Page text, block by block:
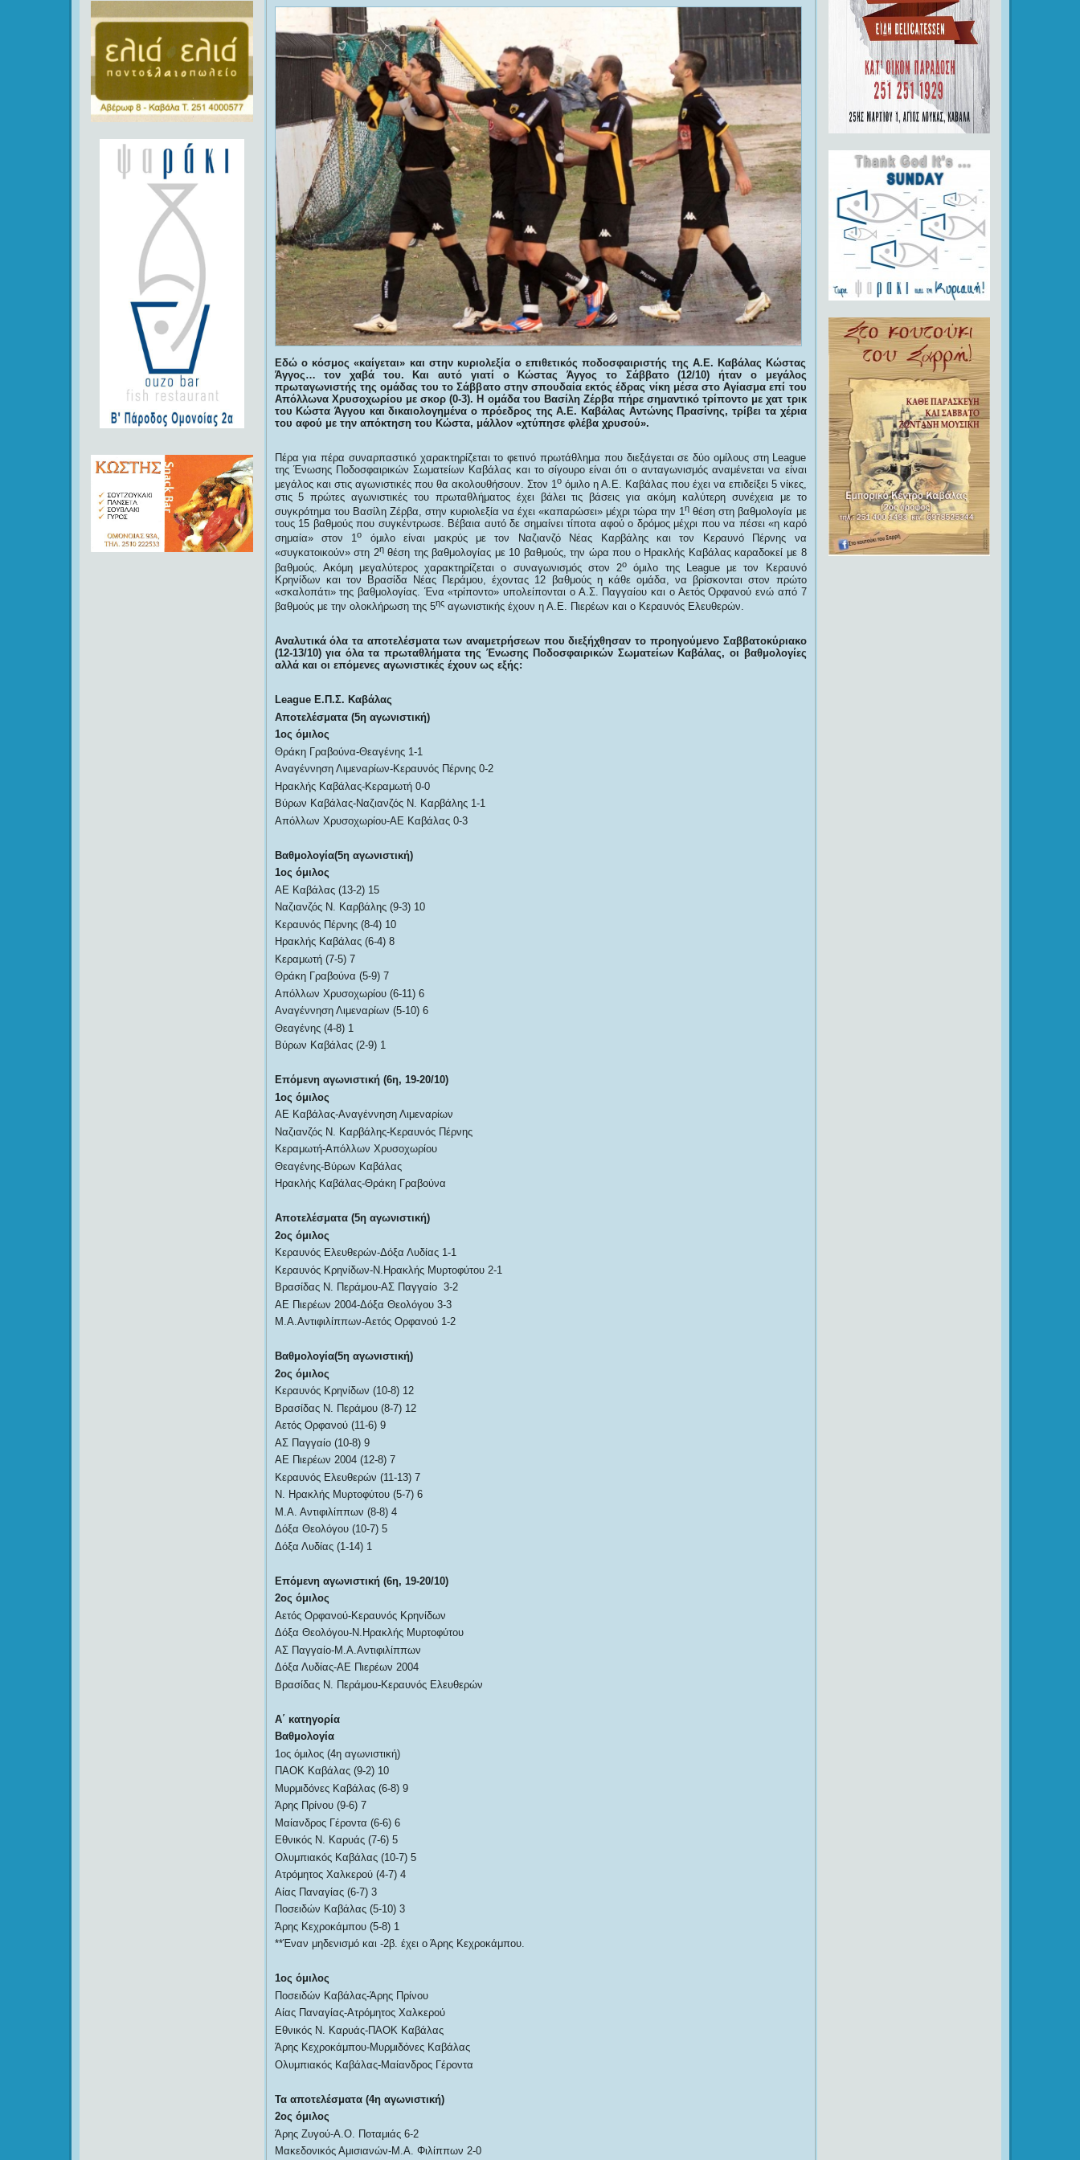
Εδώ ο κόσμος «καίγεται» και στην κυριολεξία ο επιθετικός ποδοσφαιριστής της Α.Ε. Καβάλας Κώστας
Άγγος… τον χαβά του. Και αυτό γιατί ο Κώστας Άγγος το Σάββατο (12/10) ήταν ο μεγάλος
πρωταγωνιστής της ομάδας του το Σάββατο στην σπουδαία εκτός έδρας νίκη μέσα στο Αγίασμα επί του
Απόλλωνα Χρυσοχωρίου με σκορ (0-3). Η ομάδα του Βασίλη Ζέρβα πήρε σημαντικό τρίποντο με χατ τρικ
του Κώστα Άγγου και δικαιολογημένα ο πρόεδρος της Α.Ε. Καβάλας Αντώνης Πρασίνης, τρίβει τα χέρια
του αφού με την απόκτηση του Κώστα, μάλλον «χτύπησε φλέβα χρυσού».
Πέρα για πέρα συναρπαστικό χαρακτηρίζεται το φετινό πρωτάθλημα που διεξάγεται σε δύο ομίλους στη League
της Ένωσης Ποδοσφαιρικών Σωματείων Καβάλας και το σίγουρο είναι ότι ο ανταγωνισμός αναμένεται να είναι
μεγάλος και στις αγωνιστικές που θα ακολουθήσουν. Στον 1οόμιλο η Α.Ε. Καβάλας που έχει να επιδείξει 5 νίκες,
στις 5 πρώτες αγωνιστικές του πρωταθλήματος έχει βάλει τις βάσεις για ακόμη καλύτερη συνέχεια με το
συγκρότημα του Βασίλη Ζέρβα, στην κυριολεξία να έχει «καπαρώσει» μέχρι τώρα την 1η θέση στη βαθμολογία με
τους 15 βαθμούς που συγκέντρωσε. Βέβαια αυτό δε σημαίνει τίποτα αφού ο δρόμος μέχρι που να πέσει «η καρό
σημαία» στον 1ο
όμιλο είναι μακρύς με τον Ναζιανζό Νέας Καρβάλης και τον Κεραυνό Πέρνης να
«συγκατοικούν» στη 2ηθέση της βαθμολογίας με 10 βαθμούς, την ώρα που ο Ηρακλής Καβάλας καραδοκεί με 8
βαθμούς. Ακόμη μεγαλύτερος χαρακτηρίζεται ο συναγωνισμός στον 2ο
όμιλο της League με τον Κεραυνό
Κρηνίδων και τον Βρασίδα Νέας Περάμου, έχοντας 12 βαθμούς η κάθε ομάδα, να βρίσκονται στον πρώτο
«σκαλοπάτι» της βαθμολογίας. Ένα «τρίποντο» υπολείπονται ο Α.Σ. Παγγαίου και ο Αετός Ορφανού ενώ από 7
βαθμούς με την ολοκλήρωση της 5ηςαγωνιστικής έχουν η Α.Ε. Πιερέων και ο Κεραυνός Ελευθερών.
Αναλυτικά όλα τα αποτελέσματα των αναμετρήσεων που διεξήχθησαν το προηγούμενο Σαββατοκύριακο
(12-13/10) για όλα τα πρωταθλήματα της Ένωσης Ποδοσφαιρικών Σωματείων Καβάλας, οι βαθμολογίες
αλλά και οι επόμενες αγωνιστικές έχουν ως εξής:
League Ε.Π.Σ. Καβάλας
Αποτελέσματα (5η αγωνιστική)
1ος όμιλος
Θράκη Γραβούνα-Θεαγένης 1-1
Αναγέννηση Λιμεναρίων-Κεραυνός Πέρνης 0-2
Ηρακλής Καβάλας-Κεραμωτή 0-0
Βύρων Καβάλας-Ναζιανζός Ν. Καρβάλης 1-1
Απόλλων Χρυσοχωρίου-ΑΕ Καβάλας 0-3
Βαθμολογία(5η αγωνιστική)
1ος όμιλος
ΑΕ Καβάλας (13-2) 15
Ναζιανζός Ν. Καρβάλης (9-3) 10
Κεραυνός Πέρνης (8-4) 10
Ηρακλής Καβάλας (6-4) 8
Κεραμωτή (7-5) 7
Θράκη Γραβούνα (5-9) 7
Απόλλων Χρυσοχωρίου (6-11) 6
Αναγέννηση Λιμεναρίων (5-10) 6
Θεαγένης (4-8) 1
Βύρων Καβάλας (2-9) 1
Επόμενη αγωνιστική (6η, 19-20/10)
1ος όμιλος
ΑΕ Καβάλας-Αναγέννηση Λιμεναρίων
Ναζιανζός Ν. Καρβάλης-Κεραυνός Πέρνης
Κεραμωτή-Απόλλων Χρυσοχωρίου
Θεαγένης-Βύρων Καβάλας
Ηρακλής Καβάλας-Θράκη Γραβούνα
Αποτελέσματα (5η αγωνιστική)
2ος όμιλος
Κεραυνός Ελευθερών-Δόξα Λυδίας 1-1
Κεραυνός Κρηνίδων-Ν.Ηρακλής Μυρτοφύτου 2-1
Βρασίδας Ν. Περάμου-ΑΣ Παγγαίο 3-2
ΑΕ Πιερέων 2004-Δόξα Θεολόγου 3-3
Μ.Α.Αντιφιλίππων-Αετός Ορφανού 1-2
Βαθμολογία(5η αγωνιστική)
2ος όμιλος
Κεραυνός Κρηνίδων (10-8) 12
Βρασίδας Ν. Περάμου (8-7) 12
Αετός Ορφανού (11-6) 9
ΑΣ Παγγαίο (10-8) 9
ΑΕ Πιερέων 2004 (12-8) 7
Κεραυνός Ελευθερών (11-13) 7
Ν. Ηρακλής Μυρτοφύτου (5-7) 6
Μ.Α. Αντιφιλίππων (8-8) 4
Δόξα Θεολόγου (10-7) 5
Δόξα Λυδίας (1-14) 1
Επόμενη αγωνιστική (6η, 19-20/10)
2ος όμιλος
Αετός Ορφανού-Κεραυνός Κρηνίδων
Δόξα Θεολόγου-Ν.Ηρακλής Μυρτοφύτου
ΑΣ Παγγαίο-Μ.Α.Αντιφιλίππων
Δόξα Λυδίας-ΑΕ Πιερέων 2004
Βρασίδας Ν. Περάμου-Κεραυνός Ελευθερών
Α΄ κατηγορία
Βαθμολογία
1ος όμιλος (4η αγωνιστική)
ΠΑΟΚ Καβάλας (9-2) 10
Μυρμιδόνες Καβάλας (6-8) 9
Άρης Πρίνου (9-6) 7
Μαίανδρος Γέροντα (6-6) 6
Εθνικός Ν. Καρυάς (7-6) 5
Ολυμπιακός Καβάλας (10-7) 5
Ατρόμητος Χαλκερού (4-7) 4
Αίας Παναγίας (6-7) 3
Ποσειδών Καβάλας (5-10) 3
Άρης Κεχροκάμπου (5-8) 1
**Έναν μηδενισμό και -2β. έχει ο Άρης Κεχροκάμπου.
1ος όμιλος
Ποσειδών Καβάλας-Άρης Πρίνου
Αίας Παναγίας-Ατρόμητος Χαλκερού
Εθνικός Ν. Καρυάς-ΠΑΟΚ Καβάλας
Άρης Κεχροκάμπου-Μυρμιδόνες Καβάλας
Ολυμπιακός Καβάλας-Μαίανδρος Γέροντα
Τα αποτελέσματα (4η αγωνιστική)
2ος όμιλος
Άρης Ζυγού-Α.Ο. Ποταμιάς 6-2
Μακεδονικός Αμισιανών-Μ.Α. Φιλίππων 2-0